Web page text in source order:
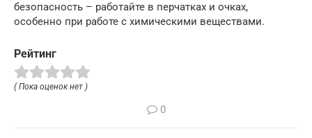
безопасность – работайте в перчатках и очках,
особенно при работе с химическими веществами.
Рейтинг
( Пока оценок нет )
0